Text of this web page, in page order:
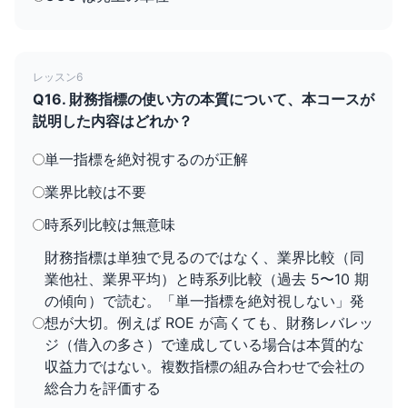
レッスン6
Q16. 財務指標の使い方の本質について、本コースが
説明した内容はどれか？
単一指標を絶対視するのが正解
業界比較は不要
時系列比較は無意味
財務指標は単独で見るのではなく、業界比較（同
業他社、業界平均）と時系列比較（過去 5〜10 期
の傾向）で読む。「単一指標を絶対視しない」発
想が大切。例えば ROE が高くても、財務レバレッ
ジ（借入の多さ）で達成している場合は本質的な
収益力ではない。複数指標の組み合わせで会社の
総合力を評価する